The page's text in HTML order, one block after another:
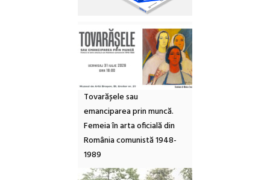
Tovarășele sau
emanciparea prin muncă.
Femeia în arta oficială din
România comunistă 1948-
1989